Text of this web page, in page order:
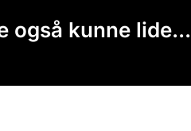
også kunne lide...